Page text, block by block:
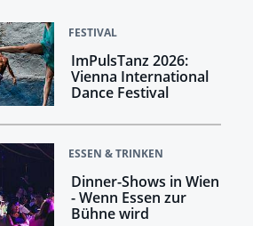
FESTIVAL
ImPulsTanz 2026:
Vienna International
Dance Festival
ESSEN & TRINKEN
Dinner-Shows in Wien
- Wenn Essen zur
Bühne wird